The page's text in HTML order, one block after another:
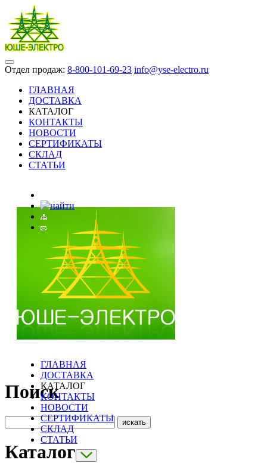
Отдел продаж: 8-800-101-69-23 info@yse-electro.ru
ГЛАВНАЯ
ДОСТАВКА
КАТАЛОГ
КОНТАКТЫ
НОВОСТИ
СЕРТИФИКАТЫ
СКЛАД
СТАТЬИ
ГЛАВНАЯ
ДОСТАВКА
КАТАЛОГ
КОНТАКТЫ
НОВОСТИ
СЕРТИФИКАТЫ
СКЛАД
СТАТЬИ
Поиск
Каталог